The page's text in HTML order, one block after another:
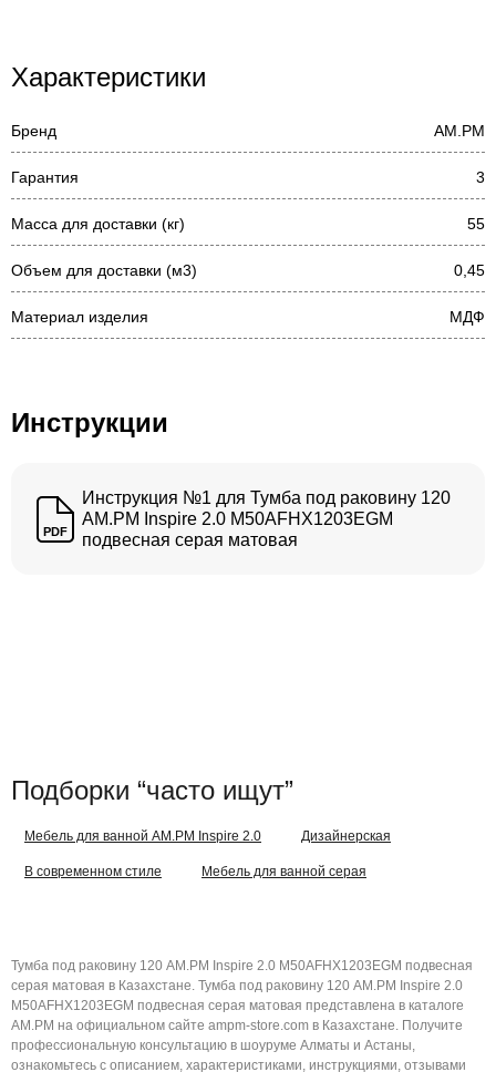
Характеристики
Бренд AM.PM
Гарантия 3
Масса для доставки (кг) 55
Объем для доставки (м3) 0,45
Материал изделия МДФ
Инструкции
PDF
Инструкция №1 для Тумба под раковину 120
AM.PM Inspire 2.0 M50AFHX1203EGM
подвесная серая матовая
Подборки “часто ищут”
Мебель для ванной AM.PM Inspire 2.0 Дизайнерская
В современном стиле Мебель для ванной серая
Тумба под раковину 120 AM.PM Inspire 2.0 M50AFHX1203EGM подвесная
серая матовая в Казахстане. Тумба под раковину 120 AM.PM Inspire 2.0
M50AFHX1203EGM подвесная серая матовая представлена в каталоге
AM.PM на официальном сайте ampm-store.com в Казахстане. Получите
профессиональную консультацию в шоуруме Алматы и Астаны,
ознакомьтесь с описанием, характеристиками, инструкциями, отзывами